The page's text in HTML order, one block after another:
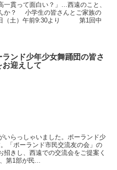
一貫って面白い？」…西遠のこと、
か？ 小学生の皆さんとご家族の
日（土）午前9:30より 第1回中
ランド少年少女舞踊団の皆さ
お迎えして
いらっしゃいました。ポーランド少
「ポーランド市民交流友の会」の
きし、西遠での交流会をご提案く
第1部が民...